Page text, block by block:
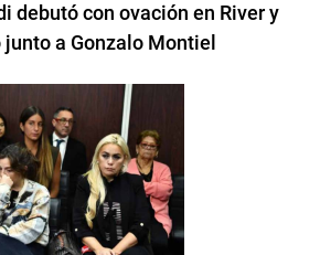
debutó con ovación en River y
a Gonzalo Montiel